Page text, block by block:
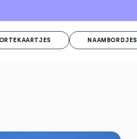
NAAMBORDJES